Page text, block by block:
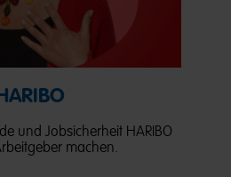
und Jobsicherheit HARIBO
machen.